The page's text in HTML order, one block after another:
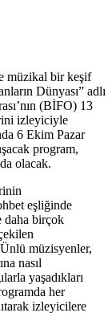
müzikal bir keşif
Dünyası” adlı
(BİFO) 13
izleyiciyle
6 Ekim Pazar
program,
olacak.
eşliğinde
daha birçok
Ünlü müzisyenler,
nasıl
yaşadıkları
her
izleyicilere